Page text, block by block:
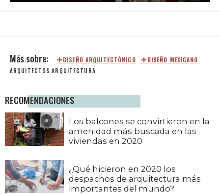
DISEÑO ARQUITECTÓNICO
DISEÑO MEXICANO
ARQUITECTOS ARQUITECTURA
RECOMENDACIONES
Los balcones se convirtieron en la
amenidad más buscada en las
viviendas en 2020
¿Qué hicieron en 2020 los
despachos de arquitectura más
importantes del mundo?